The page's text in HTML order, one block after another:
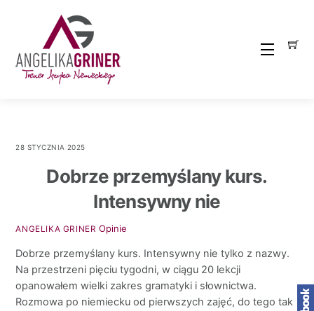
Menu
28 STYCZNIA 2025
Dobrze przemyślany kurs.
Intensywny nie
ANGELIKA GRINER Opinie
Dobrze przemyślany kurs. Intensywny nie tylko z nazwy.
Na przestrzeni pięciu tygodni, w ciągu 20 lekcji
opanowałem wielki zakres gramatyki i słownictwa.
Rozmowa po niemiecku od pierwszych zajęć, do tego tak